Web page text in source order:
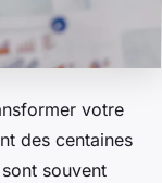
votre
des centaines
souvent